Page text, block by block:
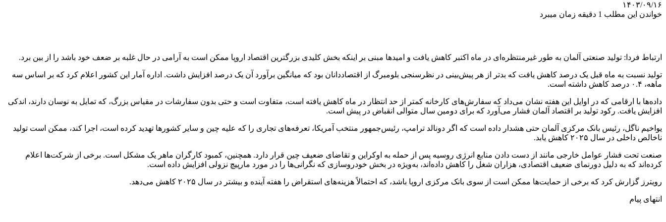
۱۴۰۳/۰۹/۱۶
خواندن این مطلب 1 دقیقه زمان میبرد
ارتباط فردا: تولید صنعتی آلمان به طور غیرمنتظره‌ای در ماه اکتبر کاهش یافت و امیدها مبنی بر اینکه بخش کلیدی بزرگترین اقتصاد اروپا ممکن است به آرامی در حال غلبه بر ضعف خود باشد را از بین برد.
تولید نسبت به ماه قبل یک درصد کاهش یافت که بدتر از هر پیش‌بینی در نظرسنجی بلومبرگ از اقتصاددانان بود که میانگین برآورد آن یک درصد افزایش داشت. اداره آمار این کشور اعلام کرد که بر اساس سه
ماهه، ۰.۴ درصد کاهش داشته است.
داده‌ها با ارقامی که در اوایل این هفته نشان می‌داد که سفارش‌های کارخانه کمتر از حد انتظار در ماه کاهش یافته است، متفاوت است و حتی بدون سفارشات در مقیاس بزرگ، که تمایل به نوسان دارند، اندکی
افزایش یافت. رکود تولید بر اقتصاد آلمان فشار می‌آورد که برای دومین سال متوالی انقباض در پیش است.
یواخیم ناگل، رئیس بانک مرکزی آلمان حتی هشدار داده است که اگر دونالد ترامپ، رئیس‌جمهور منتخب آمریکا، تعرفه‌های تجاری را که علیه چین و سایر کشورها تهدید کرده است، اجرا کند، ممکن است تولید
ناخالص داخلی در سال ۲۰۲۵ کاهش یابد.
صنعت تحت فشار عوامل خارجی مانند از دست دادن منابع انرژی روسیه پس از حمله به اوکراین و تقاضای ضعیف چین قرار دارد. همچنین، کمبود کارگران ماهر یک مشکل است. برخی از شرکت‌ها اعلام
کرده‌اند که به دلیل دورنمای ضعیف اقتصادی، هزاران شغل را کاهش داده‌اند، به‌ویژه در بخش خودروسازی که نگرانی‌ها را در مورد مارپیچ نزولی افزایش داده است.
رویترز گزارش کرد که برخی از حمایت‌ها ممکن است از سوی بانک مرکزی اروپا باشد، که احتمالاً هزینه‌های استقراض را هفته آینده و بیشتر در سال ۲۰۲۵ کاهش می‌دهد.
انتهای پیام